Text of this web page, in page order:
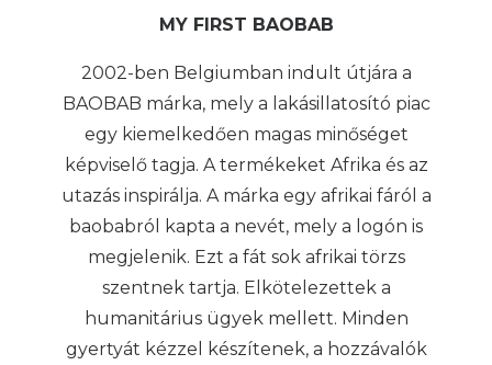
MY FIRST BAOBAB
2002-ben Belgiumban indult útjára a
BAOBAB márka, mely a lakásillatosító piac
egy kiemelkedően magas minőséget
képviselő tagja. A termékeket Afrika és az
utazás inspirálja. A márka egy afrikai fáról a
baobabról kapta a nevét, mely a logón is
megjelenik. Ezt a fát sok afrikai törzs
szentnek tartja. Elkötelezettek a
humanitárius ügyek mellett. Minden
gyertyát kézzel készítenek, a hozzávalók